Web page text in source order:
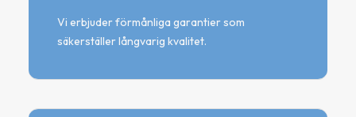
Vi erbjuder förmånliga garantier som
säkerställer långvarig kvalitet.